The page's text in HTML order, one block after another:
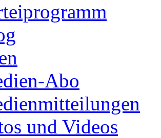
Abo
und Videos